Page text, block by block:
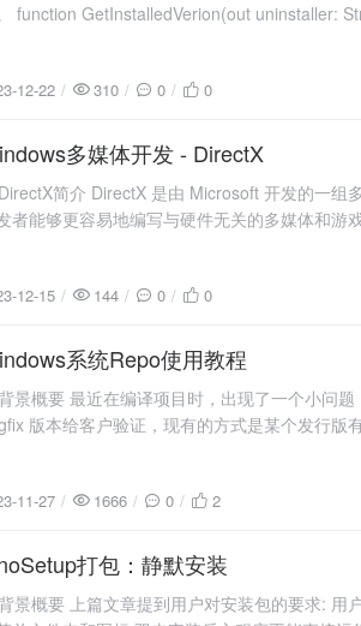
function GetInstalledVerion(out uninstaller:
12-22 310 0 0
12-15 多媒体开发 - DirectX
简介 DirectX 是由 Microsoft 开发的一组
者能够更容易地编写与硬件无关的多媒体和游
12-15 144 0 0
11-27 系统Repo使用教程
景概要 最近在编译项目时，出现了一个小问
版本给客户验证，现有的方式是某个发行
11-27 1666 0 2
11-06 打包：静默安装
景概要 上篇文章提到用户对安装包的要求: